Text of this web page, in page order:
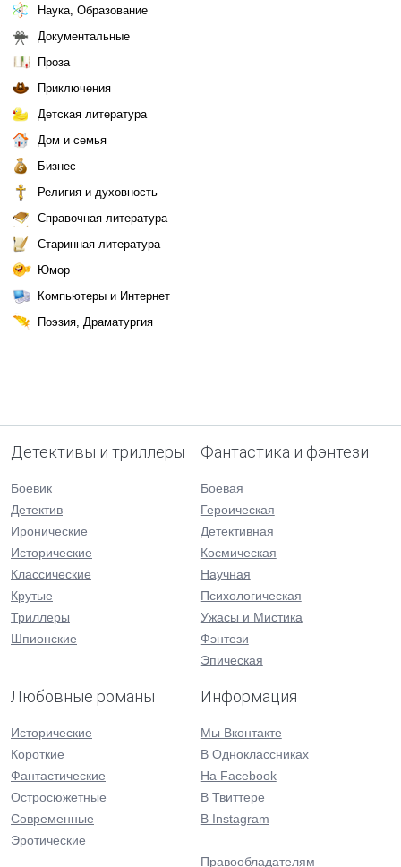
Наука, Образование
Документальные
Проза
Приключения
Детская литература
Дом и семья
Бизнес
Религия и духовность
Справочная литература
Старинная литература
Юмор
Компьютеры и Интернет
Поэзия, Драматургия
Детективы и триллеры
Боевик
Детектив
Иронические
Исторические
Классические
Крутые
Триллеры
Шпионские
Фантастика и фэнтези
Боевая
Героическая
Детективная
Космическая
Научная
Психологическая
Ужасы и Мистика
Фэнтези
Эпическая
Любовные романы
Исторические
Короткие
Фантастические
Остросюжетные
Современные
Эротические
Информация
Мы Вконтакте
В Одноклассниках
На Facebook
В Твиттере
В Instagram
Правообладателям